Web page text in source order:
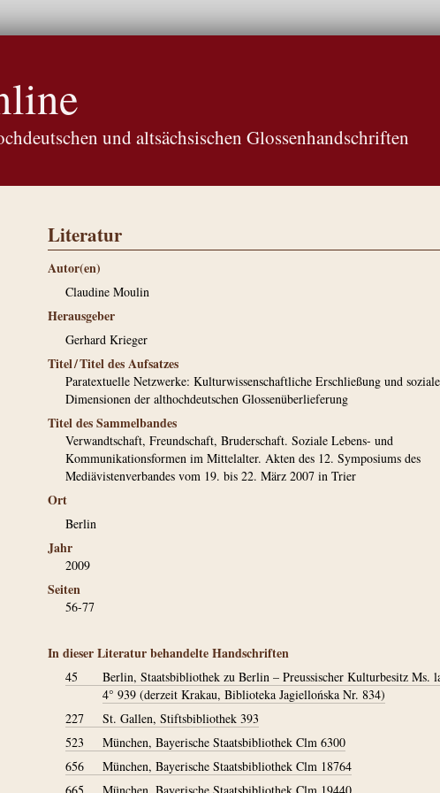
und altsächsischen Glossenhandschriften
Literatur
Autor(en)
Claudine Moulin
Herausgeber
Gerhard Krieger
Titel / Titel des Aufsatzes
Paratextuelle Netzwerke: Kulturwissenschaftliche Erschließung und soziale
Dimensionen der althochdeutschen Glossenüberlieferung
Titel des Sammelbandes
Verwandtschaft, Freundschaft, Bruderschaft. Soziale Lebens- und
Kommunikationsformen im Mittelalter. Akten des 12. Symposiums des
Mediävistenverbandes vom 19. bis 22. März 2007 in Trier
Ort
Berlin
Jahr
2009
Seiten
56-77
In dieser Literatur behandelte Handschriften
45
Berlin, Staatsbibliothek zu Berlin – Preussischer Kulturbesitz Ms.
4° 939 (derzeit Krakau, Biblioteka Jagiellońska Nr. 834)
227
St. Gallen, Stiftsbibliothek 393
523
München, Bayerische Staatsbibliothek Clm 6300
656
München, Bayerische Staatsbibliothek Clm 18764